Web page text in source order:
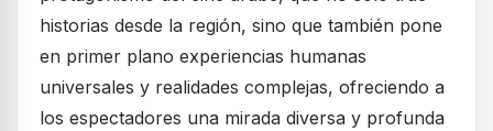
historias desde la región, sino que también pone
en primer plano experiencias humanas
universales y realidades complejas, ofreciendo a
los espectadores una mirada diversa y profunda